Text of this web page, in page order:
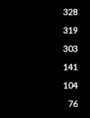
328
319
303
141
104
76